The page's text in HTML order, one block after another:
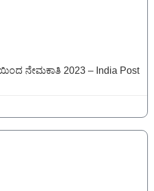
ನೇಮಕಾತಿ 2023 – India Post